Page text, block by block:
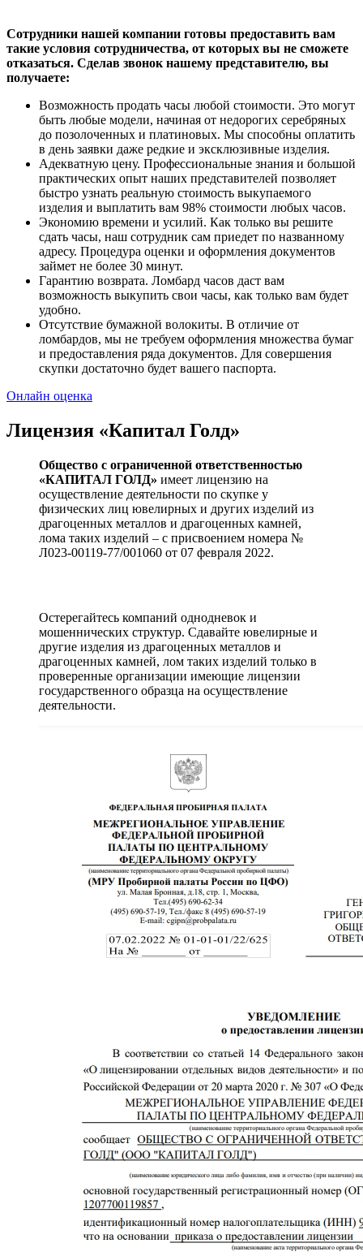
Сотрудники нашей компании готовы предоставить вам
такие условия сотрудничества, от которых вы не сможете
отказаться. Сделав звонок нашему представителю, вы
получаете:
Возможность продать часы любой стоимости. Это могут
быть любые модели, начиная от недорогих серебряных
до позолоченных и платиновых. Мы способны оплатить
в день заявки даже редкие и эксклюзивные изделия.
Адекватную цену. Профессиональные знания и большой
практических опыт наших представителей позволяет
быстро узнать реальную стоимость выкупаемого
изделия и выплатить вам 98% стоимости любых часов.
Экономию времени и усилий. Как только вы решите
сдать часы, наш сотрудник сам приедет по названному
адресу. Процедура оценки и оформления документов
займет не более 30 минут.
Гарантию возврата. Ломбард часов даст вам
возможность выкупить свои часы, как только вам будет
удобно.
Отсутствие бумажной волокиты. В отличие от
ломбардов, мы не требуем оформления множества бумаг
и предоставления ряда документов. Для совершения
скупки достаточно будет вашего паспорта.
Онлайн оценка
Лицензия «Капитал Голд»
Общество с ограниченной ответственностью
«КАПИТАЛ ГОЛД» имеет лицензию на
осуществление деятельности по скупке у
физических лиц ювелирных и других изделий из
драгоценных металлов и драгоценных камней,
лома таких изделий – с присвоением номера №
Л023-00119-77/001060 от 07 февраля 2022.
Остерегайтесь компаний однодневок и
мошеннических структур. Сдавайте ювелирные и
другие изделия из драгоценных металлов и
драгоценных камней, лом таких изделий только в
проверенные организации имеющие лицензии
государственного образца на осуществление
деятельности.